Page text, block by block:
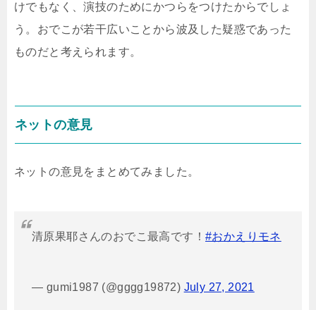
けでもなく、演技のためにかつらをつけたからでしょ
う。おでこが若干広いことから波及した疑惑であった
ものだと考えられます。
ネットの意見
ネットの意見をまとめてみました。
清原果耶さんのおでこ最高です！ #おかえりモネ
— gumi1987 (@gggg19872) July 27, 2021